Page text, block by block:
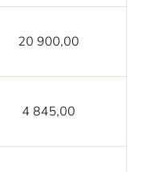
20 900,00
4 845,00